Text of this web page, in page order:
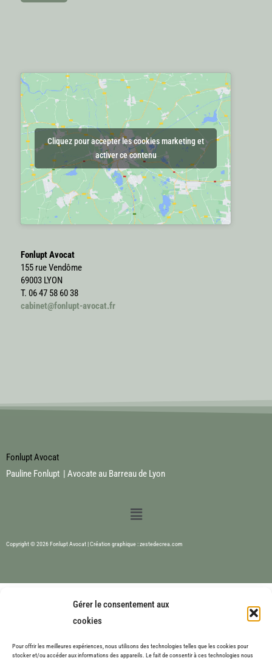
Gérer le consentement aux
cookies
Pour offrir les meilleures expériences, nous utilisons des technologies telles que les cookies pour
stocker et/ou accéder aux informations des appareils. Le fait de consentir à ces technologies nous
Cliquez pour accepter les cookies marketing et
activer ce contenu
Fonlupt Avocat
155 rue Vendôme
69003 LYON
T. 06 47 58 60 38
cabinet@fonlupt-avocat.fr
Fonlupt Avocat
Pauline Fonlupt | Avocate au Barreau de Lyon
Menu
Copyright © 2026 Fonlupt Avocat | Création graphique : zestedecrea.com